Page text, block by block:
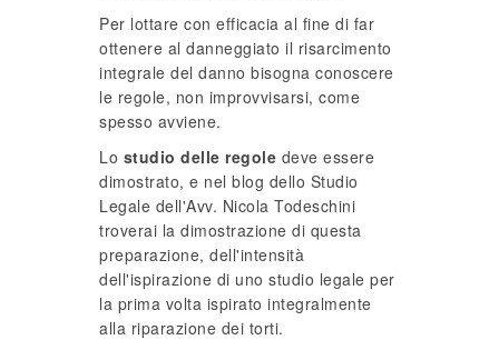
Per lottare con efficacia al fine di far
ottenere al danneggiato il risarcimento
integrale del danno bisogna conoscere
le regole, non improvvisarsi, come
spesso avviene.
Lo studio delle regole deve essere
dimostrato, e nel blog dello Studio
Legale dell'Avv. Nicola Todeschini
troverai la dimostrazione di questa
preparazione, dell'intensità
dell'ispirazione di uno studio legale per
la prima volta ispirato integralmente
alla riparazione dei torti.